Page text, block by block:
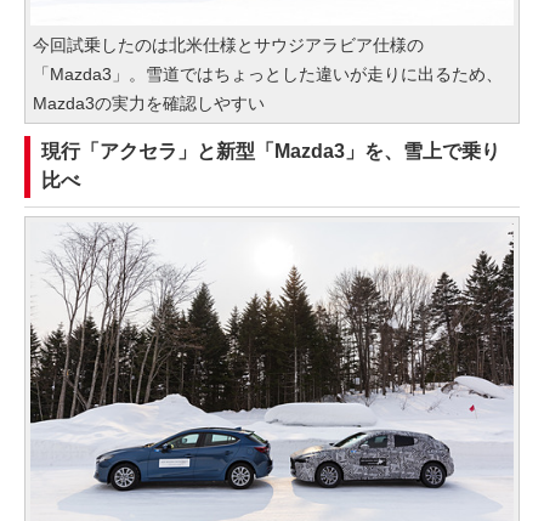
今回試乗したのは北米仕様とサウジアラビア仕様の
「Mazda3」。雪道ではちょっとした違いが走りに出るため、
Mazda3の実力を確認しやすい
現行「アクセラ」と新型「Mazda3」を、雪上で乗り
比べ